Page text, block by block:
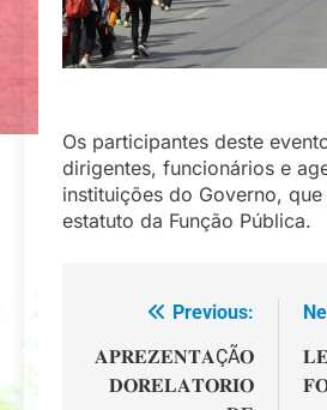
Os participantes deste
dirigentes, funcionários e
instituições do Governo,
estatuto da Função Pública.
Navegação
de
Previous:
𝐀𝐏𝐑𝐄𝐙𝐄𝐍𝐓𝐀ÇÃ𝐎
𝐃𝐎𝐑𝐄𝐋𝐀𝐓𝐎𝐑𝐈𝐎